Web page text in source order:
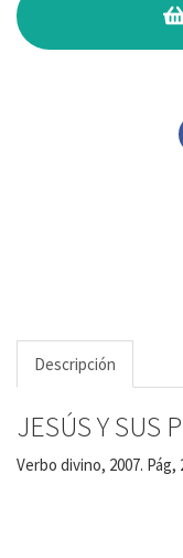
Descripción
JESÚS Y SUS
Verbo divino, 2007. Pág,